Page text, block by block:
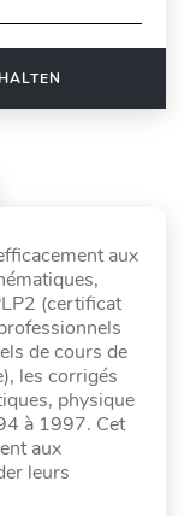
aux
(certificat
de cours de
les corrigés
physique
à 1997. Cet
aux
leurs